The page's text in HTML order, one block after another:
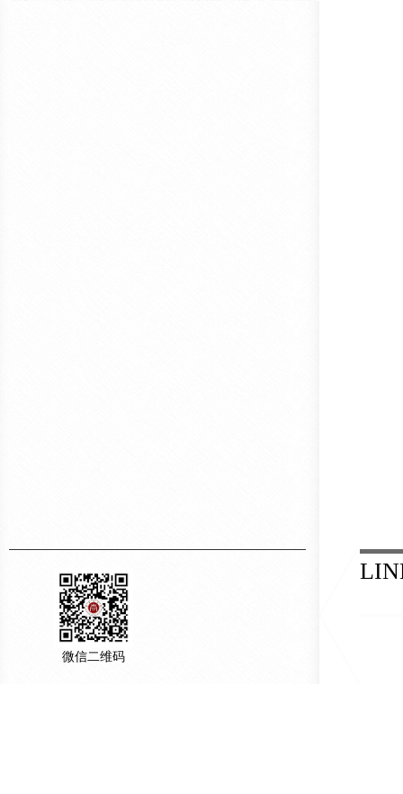
微信二维码